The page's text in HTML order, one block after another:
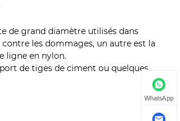
de grand diamètre utilisés dans
les dommages, un autre est la
ligne en nylon.
de tiges de ciment ou quelques
WhatsApp